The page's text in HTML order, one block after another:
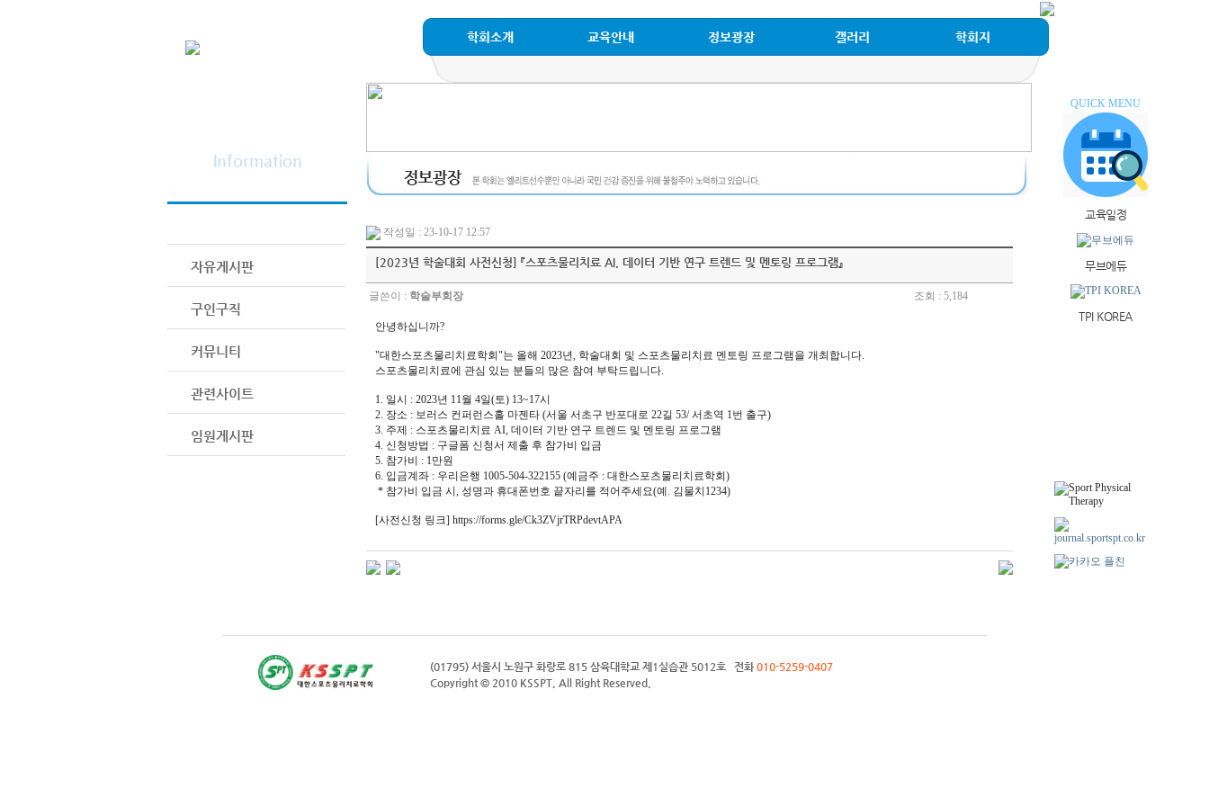
학회소개 교육안내 정보광장 갤러리 학회지
QUICK MENU
교육일정
무브에듀
TPI KOREA
Information
자유게시판
구인구직
커뮤니티
관련사이트
임원게시판
작성일 : 23-10-17 12:57
[2023년 학술대회 사전신청] 『스포츠물리치료 AI, 데이터 기반 연구 트렌드 및 멘토링 프로그램』
글쓴이 : 학술부회장 조회 : 5,184
안녕하십니까?
"대한스포츠물리치료학회"는 올해 2023년, 학술대회 및 스포츠물리치료 멘토링 프로그램을 개최합니다.
스포츠물리치료에 관심 있는 분들의 많은 참여 부탁드립니다.
1. 일시 : 2023년 11월 4일(토) 13~17시
2. 장소 : 보러스 컨퍼런스홀 마젠타 (서울 서초구 반포대로 22길 53/ 서초역 1번 출구)
3. 주제 : 스포츠물리치료 AI, 데이터 기반 연구 트렌드 및 멘토링 프로그램
4. 신청방법 : 구글폼 신청서 제출 후 참가비 입금
5. 참가비 : 1만원
6. 입금계좌 : 우리은행 1005-504-322155 (예금주 : 대한스포츠물리치료학회)
* 참가비 입금 시, 성명과 휴대폰번호 끝자리를 적어주세요(예. 김물치1234)
[사전신청 링크] https://forms.gle/Ck3ZVjrTRPdevtAPA
(01795) 서울시 노원구 화랑로 815 삼육대학교 제1실습관 5012호 전화010-5259-0407
Copyright © 2010 KSSPT, All Right Reserved.